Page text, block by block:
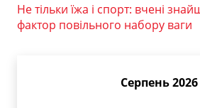
Не тільки їжа і спорт: вчені
фактор повільного набору ваги
Серпень 2026